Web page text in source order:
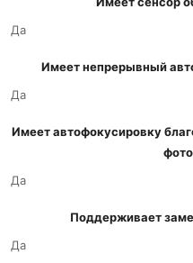
Да
Имеет непрерывный
Да
Имеет автофокусировку
Да
Поддерживает
Да